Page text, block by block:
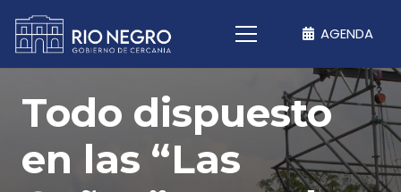
AGENDA
Todo dispuesto
en las “Las